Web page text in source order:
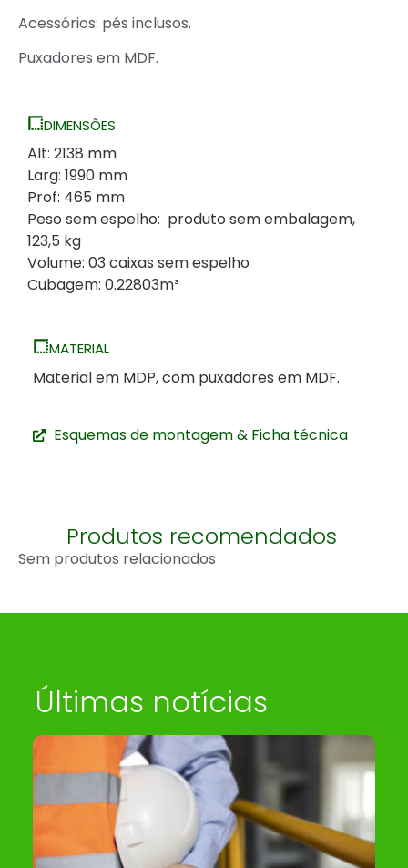
Acessórios: pés inclusos.
Puxadores em MDF.
DIMENSÕES
Alt: 2138 mm
Larg: 1990 mm
Prof: 465 mm
Peso sem espelho: produto sem embalagem,
123,5 kg
Volume: 03 caixas sem espelho
Cubagem: 0.22803m³
MATERIAL
Material em MDP, com puxadores em MDF.
Esquemas de montagem & Ficha técnica
Produtos recomendados
Sem produtos relacionados
Últimas notícias